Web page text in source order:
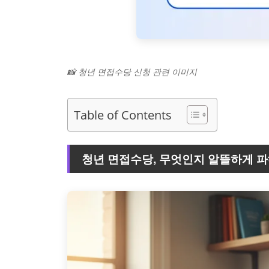
📸 청년 면접수당 신청 관련 이미지
Table of Contents
청년 면접수당, 무엇인지 알뜰하게